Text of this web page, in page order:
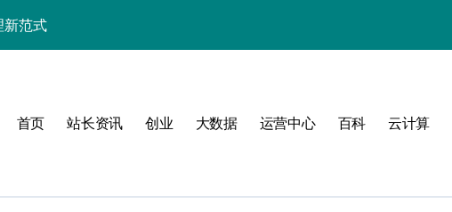
新范式
轮驱动
指南
首页 站长资讯 创业 大数据 运营中心 百科 云计算